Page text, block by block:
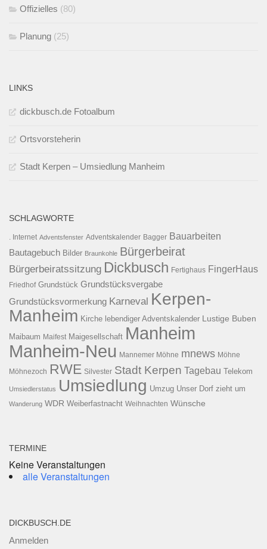
Offizielles (80)
Planung (25)
LINKS
dickbusch.de Fotoalbum
Ortsvorsteherin
Stadt Kerpen – Umsiedlung Manheim
SCHLAGWORTE
. Internet Adventsfenster Adventskalender Bagger Bauarbeiten
Bautagebuch Bilder Braunkohle Bürgerbeirat
Bürgerbeiratssitzung Dickbusch Fertighaus FingerHaus
Friedhof Grundstück Grundstücksvergabe
Grundstücksvormerkung Karneval Kerpen-
Manheim Kirche lebendiger Adventskalender Lustige Buben
Maibaum Maifest Maigesellschaft Manheim
Manheim-Neu Mannemer Möhne mnews Möhne
Möhnezoch RWE Silvester Stadt Kerpen Tagebau Telekom
Umsiedlerstatus Umsiedlung Umzug Unser Dorf zieht um
Wanderung WDR Weiberfastnacht Weihnachten Wünsche
TERMINE
Keine Veranstaltungen
alle Veranstaltungen
DICKBUSCH.DE
Anmelden